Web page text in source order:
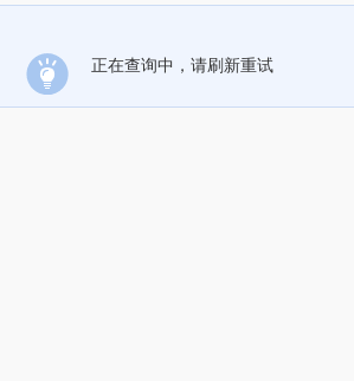
正在查询中，请刷新重试